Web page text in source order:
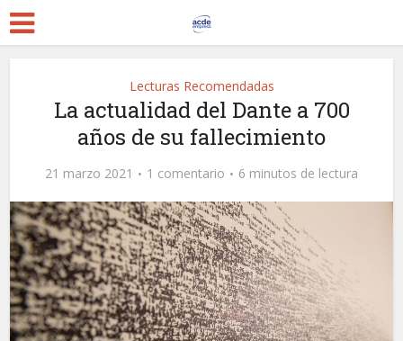
Lecturas Recomendadas
La actualidad del Dante a 700
años de su fallecimiento
21 marzo 2021 1 comentario 6 minutos de lectura